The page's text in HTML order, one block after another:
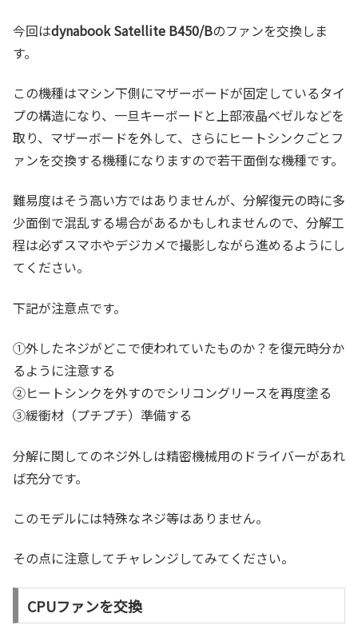
今回はdynabook Satellite B450/Bのファンを交換しま
す。
この機種はマシン下側にマザーボードが固定しているタイ
プの構造になり、一旦キーボードと上部液晶ベゼルなどを
取り、マザーボードを外して、さらにヒートシンクごとフ
ァンを交換する機種になりますので若干面倒な機種です。
難易度はそう高い方ではありませんが、分解復元の時に多
少面倒で混乱する場合があるかもしれませんので、分解工
程は必ずスマホやデジカメで撮影しながら進めるようにし
てください。
下記が注意点です。
①外したネジがどこで使われていたものか？を復元時分か
るように注意する
②ヒートシンクを外すのでシリコングリースを再度塗る
③緩衝材（プチプチ）準備する
分解に関してのネジ外しは精密機械用のドライバーがあれ
ば充分です。
このモデルには特殊なネジ等はありません。
その点に注意してチャレンジしてみてください。
CPUファンを交換